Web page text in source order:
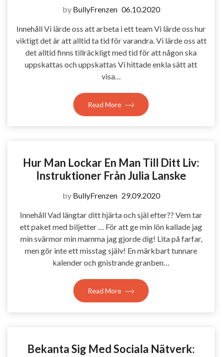
by BullyFrenzen 06.10.2020
Innehåll Vi lärde oss att arbeta i ett team Vi lärde oss hur
viktigt det är att alltid ta tid för varandra. Vi lärde oss att
det alltid finns tillräckligt med tid för att någon ska
uppskattas och uppskattas Vi hittade enkla sätt att
visa…
Read More
Hur Man Lockar En Man Till Ditt Liv:
Instruktioner Från Julia Lanske
by BullyFrenzen 29.09.2020
Innehåll Vad längtar ditt hjärta och själ efter?? Vem tar
ett paket med biljetter … För att ge min lön kallade jag
min svärmor min mamma jag gjorde dig! Lita på farfar,
men gör inte ett misstag själv! En märkbart tunnare
kalender och gnistrande granben…
Read More
Bekanta Sig Med Sociala Nätverk: